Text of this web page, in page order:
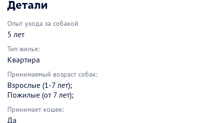
Детали
Опыт ухода за собакой
5 лет
Тип жилья:
Квартира
Принимаемый возраст собак:
Взрослые (1-7 лет);
Пожилые (от 7 лет);
Принимает кошек:
Да